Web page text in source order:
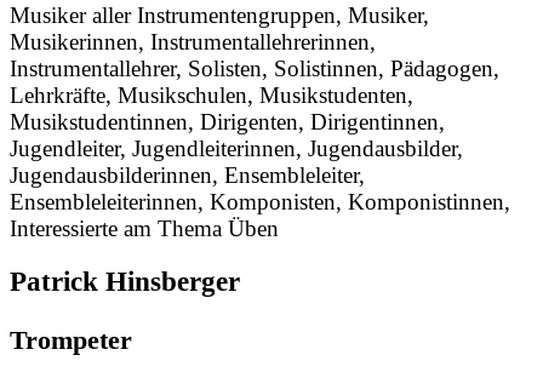
Musiker aller Instrumentengruppen, Musiker,
Musikerinnen, Instrumentallehrerinnen,
Instrumentallehrer, Solisten, Solistinnen, Pädagogen,
Lehrkräfte, Musikschulen, Musikstudenten,
Musikstudentinnen, Dirigenten, Dirigentinnen,
Jugendleiter, Jugendleiterinnen, Jugendausbilder,
Jugendausbilderinnen, Ensembleleiter,
Ensembleleiterinnen, Komponisten, Komponistinnen,
Interessierte am Thema Üben
Patrick Hinsberger
Trompeter